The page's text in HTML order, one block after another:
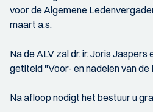
voor de Algemene
maart a.s.
Na de ALV zal dr. ir. Joris
getiteld "Voor- en nadelen van
Na afloop nodigt het bestuur u